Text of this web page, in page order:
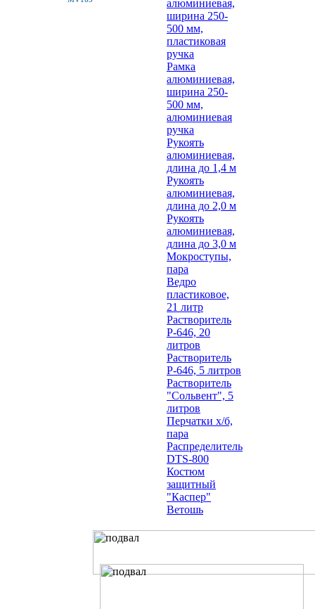
алюминиевая,
ширина 250-
500 мм,
пластиковая
ручка
Рамка
алюминиевая,
ширина 250-
500 мм,
алюминиевая
ручка
Рукоять
алюминиевая,
длина до 1,4 м
Рукоять
алюминиевая,
длина до 2,0 м
Рукоять
алюминиевая,
длина до 3,0 м
Мокроступы,
пара
Ведро
пластиковое,
21 литр
Растворитель
Р-646, 20
литров
Растворитель
Р-646, 5 литров
Растворитель
"Сольвент", 5
литров
Перчатки х/б,
пара
Распределитель
DTS-800
Костюм
защитный
"Каспер"
Ветошь